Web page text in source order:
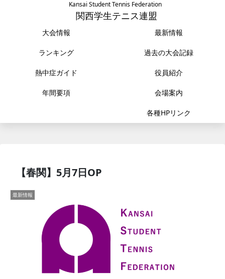
Kansai Student Tennis Federation
関西学生テニス連盟
大会情報 最新情報
ランキング 過去の大会記録
熱中症ガイド 役員紹介
年間要項 会場案内
各種HPリンク
【春関】5月7日OP
最新情報